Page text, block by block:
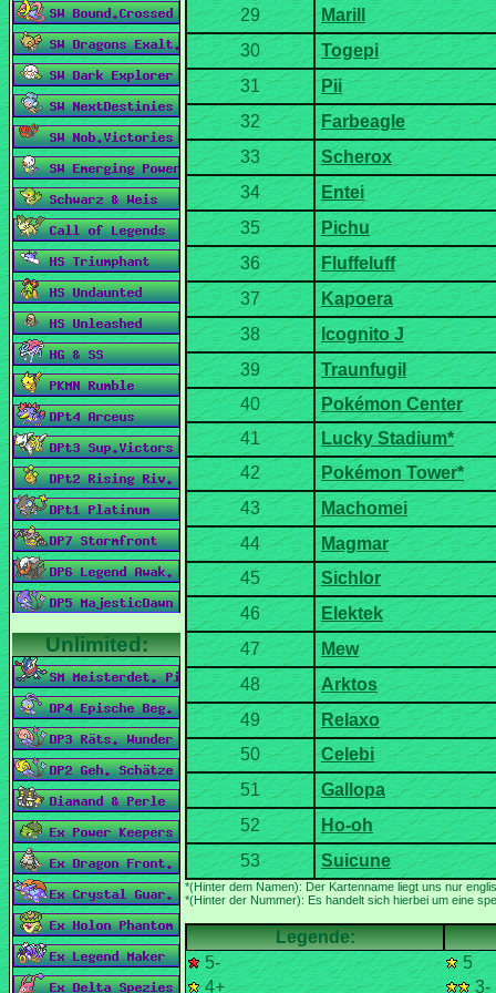
*(Hinter der Nummer): Es handelt sich hierbei um eine
5-
5
4+
3-